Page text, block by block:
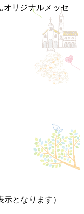
オリジナルメッセ
となります）